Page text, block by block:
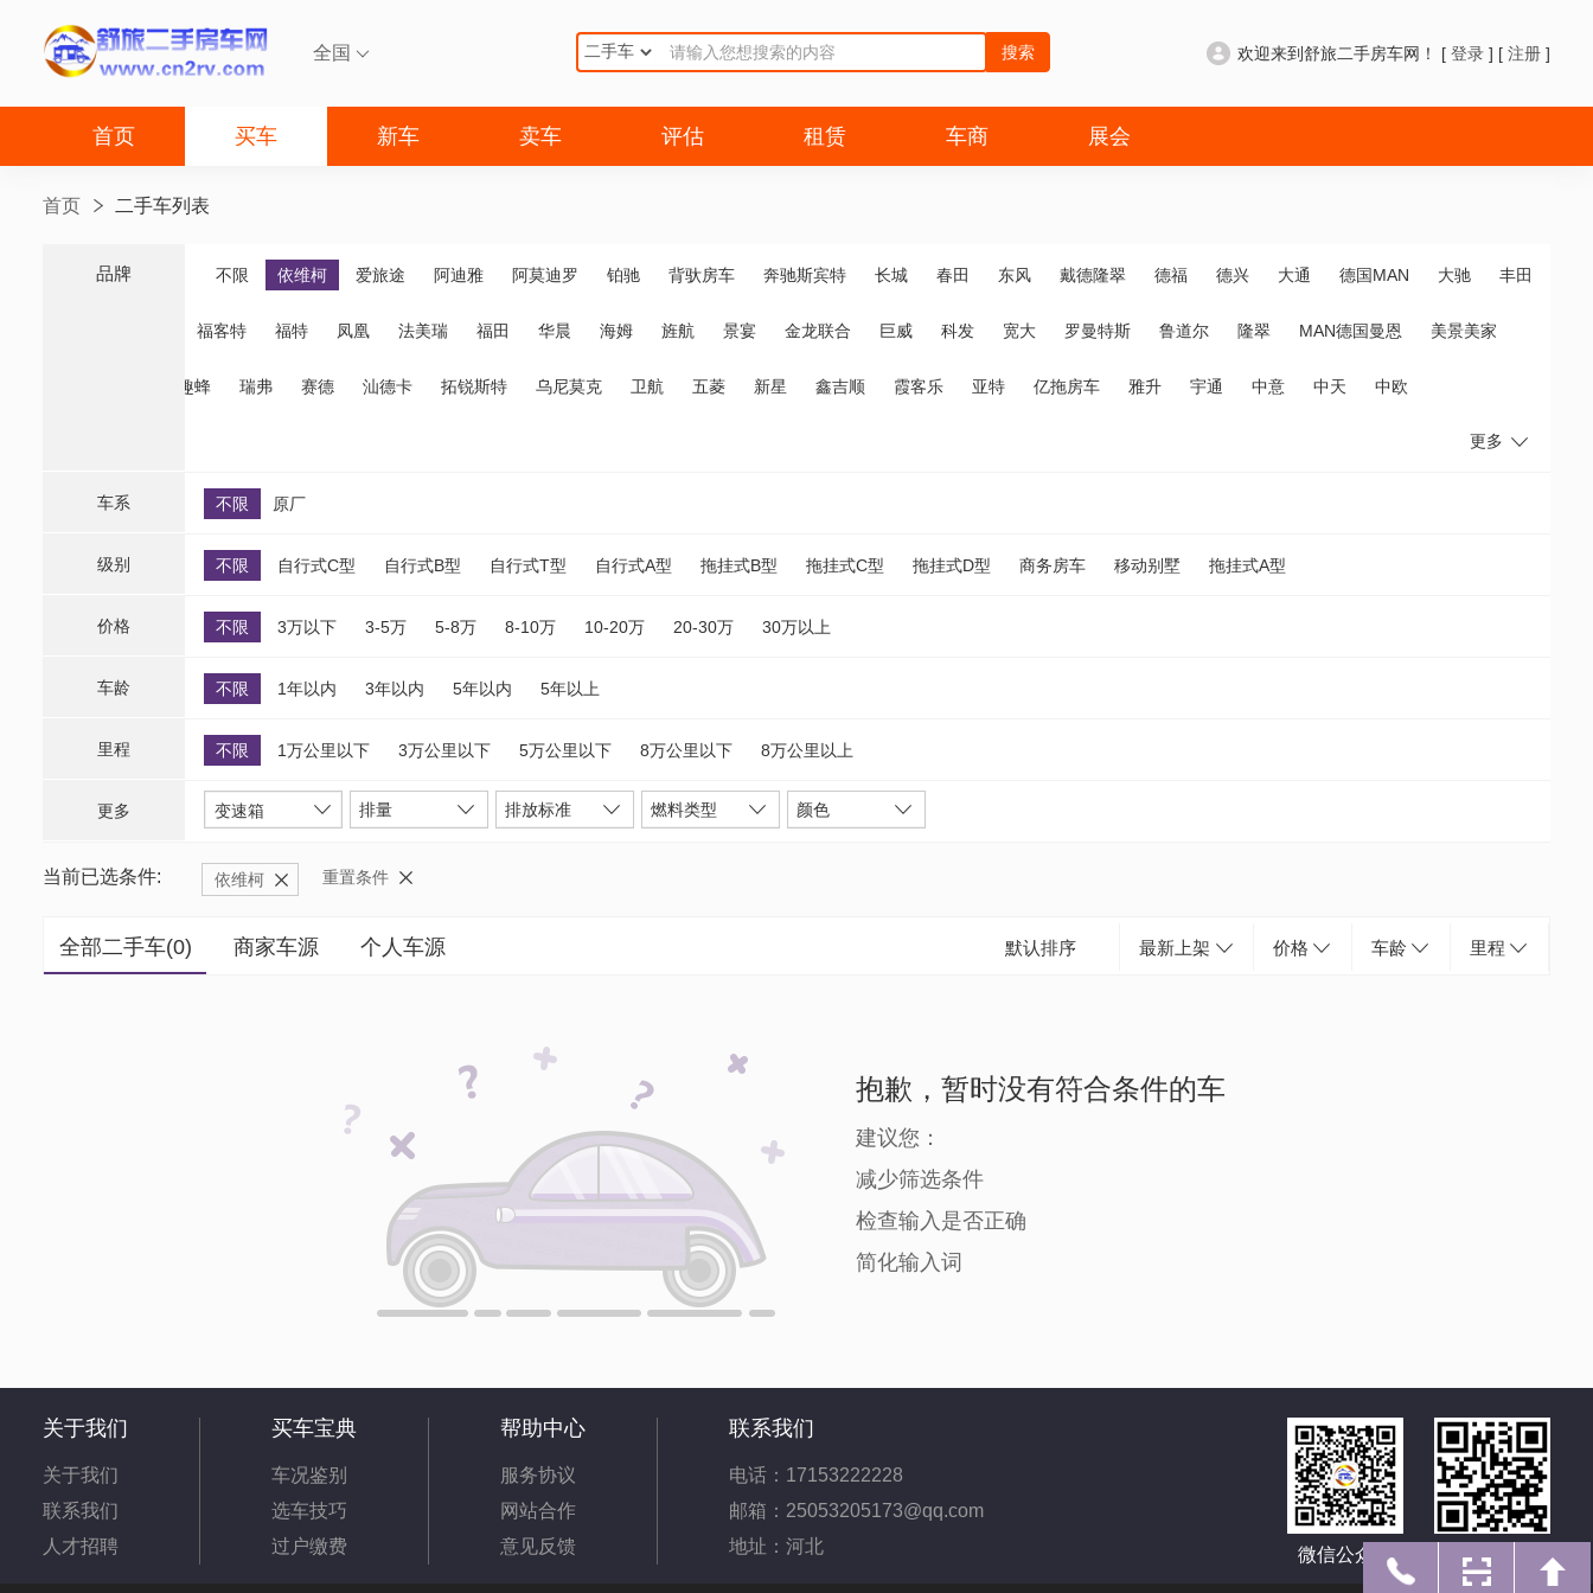
全国  搜索 欢迎来到舒旅二手房车网！ [ 登录 ] [ 注册 ]
首页 买车 新车 卖车 评估 租赁 车商 展会
首页 二手车列表
品牌 不限 依维柯 爱旅途 阿迪雅 阿莫迪罗 铂驰 背驮房车 奔驰斯宾特 长城 春田 东风 戴德隆翠 德福 德兴 大通 德国MAN 大驰 丰田
福客特 福特 凤凰 法美瑞 福田 华晨 海姆 旌航 景宴 金龙联合 巨威 科发 宽大 罗曼特斯 鲁道尔 隆翠 MAN德国曼恩 美景美家
趣蜂 瑞弗 赛德 汕德卡 拓锐斯特 乌尼莫克 卫航 五菱 新星 鑫吉顺 霞客乐 亚特 亿拖房车 雅升 宇通 中意 中天 中欧
更多
品牌
车系 不限 原厂
级别 不限 自行式C型 自行式B型 自行式T型 自行式A型 拖挂式B型 拖挂式C型 拖挂式D型 商务房车 移动别墅 拖挂式A型
价格 不限 3万以下 3-5万 5-8万 8-10万 10-20万 20-30万 30万以上
车龄 不限 1年以内 3年以内 5年以内 5年以上
里程 不限 1万公里以下 3万公里以下 5万公里以下 8万公里以下 8万公里以上
更多 变速箱 排量 排放标准 燃料类型 颜色
当前已选条件: 依维柯 重置条件
全部二手车(0) 商家车源 个人车源 默认排序 最新上架 价格 车龄 里程
抱歉，暂时没有符合条件的车
建议您：
减少筛选条件
检查输入是否正确
简化输入词
关于我们
关于我们
联系我们
人才招聘
买车宝典
车况鉴别
选车技巧
过户缴费
帮助中心
服务协议
网站合作
意见反馈
联系我们
电话：17153222228
邮箱：25053205173@qq.com
地址：河北
微信公众号 手机网址